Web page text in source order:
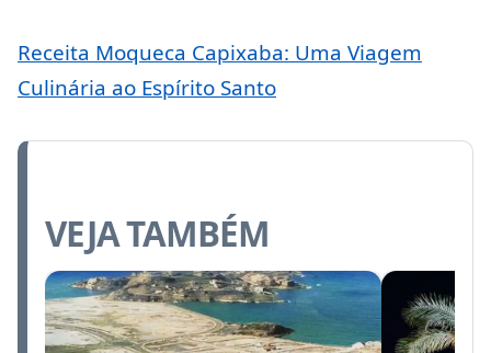
Receita Moqueca Capixaba: Uma Viagem
Culinária ao Espírito Santo
VEJA TAMBÉM